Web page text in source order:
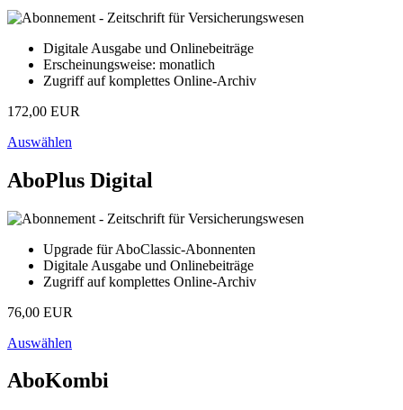
Digitale Ausgabe und Onlinebeiträge
Erscheinungsweise: monatlich
Zugriff auf komplettes Online-Archiv
172,00 EUR
Auswählen
AboPlus Digital
Upgrade für AboClassic-Abonnenten
Digitale Ausgabe und Onlinebeiträge
Zugriff auf komplettes Online-Archiv
76,00 EUR
Auswählen
AboKombi